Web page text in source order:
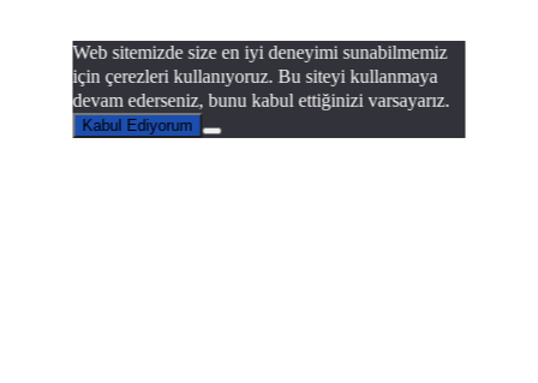
Web sitemizde size en iyi deneyimi sunabilmemiz
için çerezleri kullanıyoruz. Bu siteyi kullanmaya
devam ederseniz, bunu kabul ettiğinizi varsayarız.
Kabul Ediyorum